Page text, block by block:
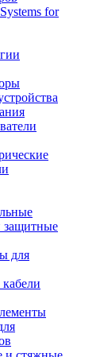
for
защитные
для